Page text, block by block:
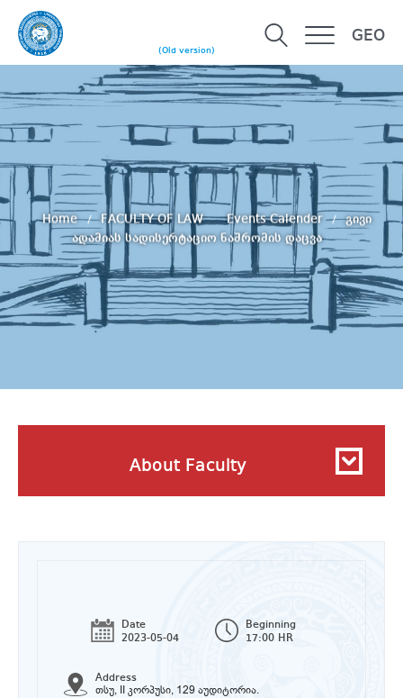
(Old version)
GEO
Home FACULTY OF LAW Events Calender
გივი
ადამიას სადისერტაციო ნაშრომის დაცვა
About Faculty
Date
2023-05-04
Beginning
17:00 HR
Address
თსუ, II კორპუსი, 129 აუდიტორია.